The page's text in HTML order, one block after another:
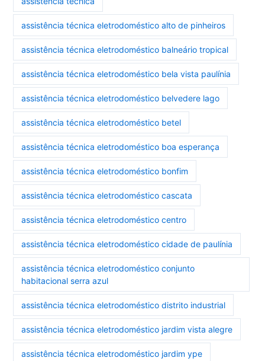
assistência técnica eletrodoméstico alto de pinheiros
assistência técnica eletrodoméstico balneário tropical
assistência técnica eletrodoméstico bela vista paulínia
assistência técnica eletrodoméstico belvedere lago
assistência técnica eletrodoméstico betel
assistência técnica eletrodoméstico boa esperança
assistência técnica eletrodoméstico bonfim
assistência técnica eletrodoméstico cascata
assistência técnica eletrodoméstico centro
assistência técnica eletrodoméstico cidade de paulínia
assistência técnica eletrodoméstico conjunto
habitacional serra azul
assistência técnica eletrodoméstico distrito industrial
assistência técnica eletrodoméstico jardim vista alegre
assistência técnica eletrodoméstico jardim ype